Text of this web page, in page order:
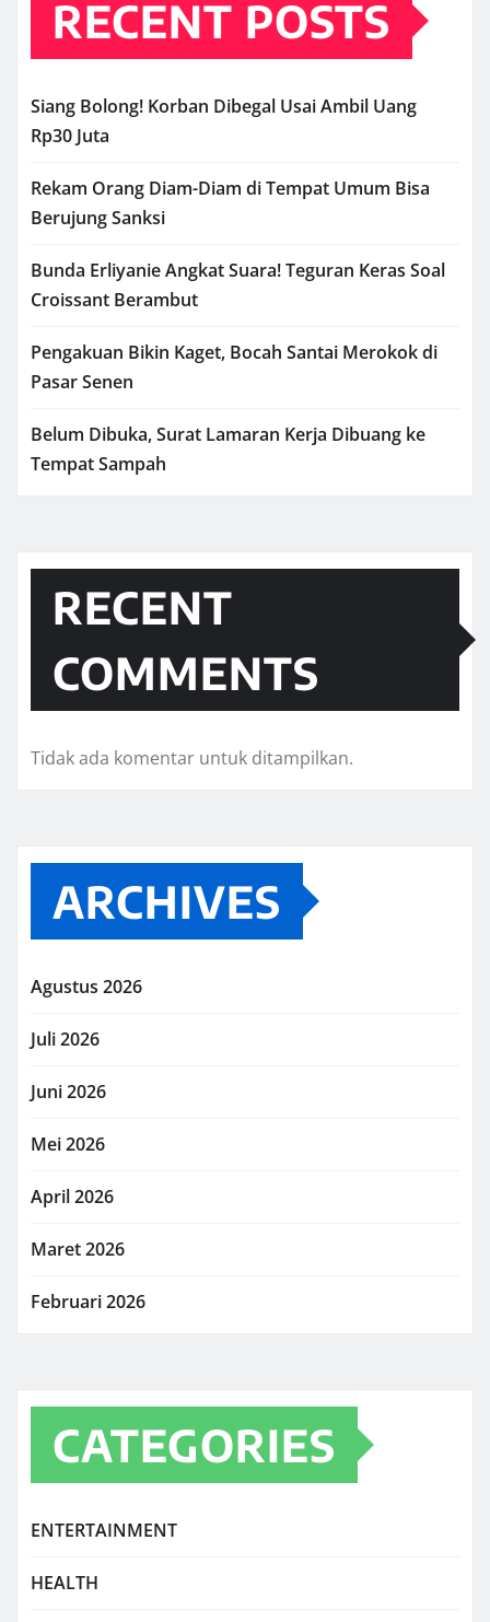
RECENT POSTS
Siang Bolong! Korban Dibegal Usai Ambil Uang
Rp30 Juta
Rekam Orang Diam-Diam di Tempat Umum Bisa
Berujung Sanksi
Bunda Erliyanie Angkat Suara! Teguran Keras Soal
Croissant Berambut
Pengakuan Bikin Kaget, Bocah Santai Merokok di
Pasar Senen
Belum Dibuka, Surat Lamaran Kerja Dibuang ke
Tempat Sampah
RECENT
COMMENTS
Tidak ada komentar untuk ditampilkan.
ARCHIVES
Agustus 2026
Juli 2026
Juni 2026
Mei 2026
April 2026
Maret 2026
Februari 2026
CATEGORIES
ENTERTAINMENT
HEALTH